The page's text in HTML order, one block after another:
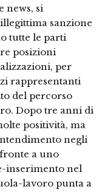
news, si
sanzione
tutte le parti
posizioni
per
rappresentanti
del percorso
Dopo tre anni di
positività, ma
negli
a uno
inserimento nel
lavoro punta a